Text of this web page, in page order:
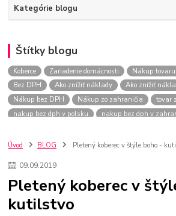
Kategórie blogu
Štítky blogu
Koberce Zariadenie domácnosti
Nákup
Bez DPH
Ako znížiť náklady
Ako znížiť
Nákup bez DPH
Nákup zo zahraničia
tovar
nakup bez dph v polsku
nakup bez dph v
nakupovanie na firmu bez dph
szco nakup bez
zlaté doplnky
Drezové batérie
Umyvadlové batérie
Drez so zásuvko
Úvod BLOG Pletený koberec v štýle boho -
09.09.2019
Pletený koberec v
kutilstvo